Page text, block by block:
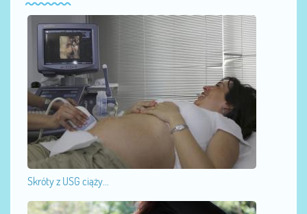
Skróty z USG ciąży...